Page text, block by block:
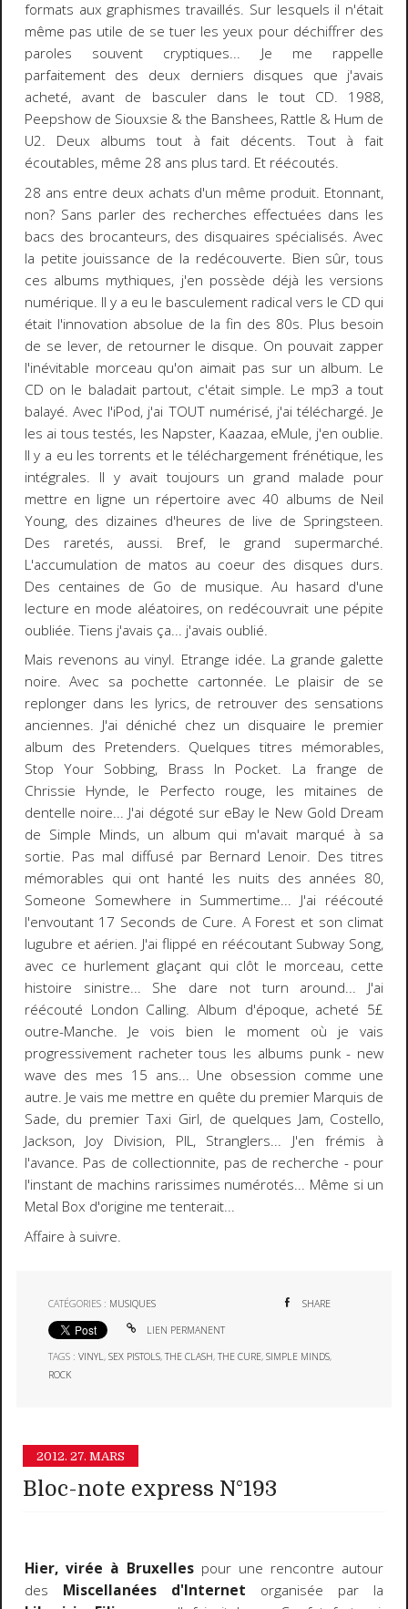
formats aux graphismes travaillés. Sur lesquels il n'était
même pas utile de se tuer les yeux pour déchiffrer des
paroles souvent cryptiques... Je me rappelle
parfaitement des deux derniers disques que j'avais
acheté, avant de basculer dans le tout CD. 1988,
Peepshow de Siouxsie & the Banshees, Rattle & Hum de
U2. Deux albums tout à fait décents. Tout à fait
écoutables, même 28 ans plus tard. Et réécoutés.
28 ans entre deux achats d'un même produit. Etonnant,
non? Sans parler des recherches effectuées dans les
bacs des brocanteurs, des disquaires spécialisés. Avec
la petite jouissance de la redécouverte. Bien sûr, tous
ces albums mythiques, j'en possède déjà les versions
numérique. Il y a eu le basculement radical vers le CD qui
était l'innovation absolue de la fin des 80s. Plus besoin
de se lever, de retourner le disque. On pouvait zapper
l'inévitable morceau qu'on aimait pas sur un album. Le
CD on le baladait partout, c'était simple. Le mp3 a tout
balayé. Avec l'iPod, j'ai TOUT numérisé, j'ai téléchargé. Je
les ai tous testés, les Napster, Kaazaa, eMule, j'en oublie.
Il y a eu les torrents et le téléchargement frénétique, les
intégrales. Il y avait toujours un grand malade pour
mettre en ligne un répertoire avec 40 albums de Neil
Young, des dizaines d'heures de live de Springsteen.
Des raretés, aussi. Bref, le grand supermarché.
L'accumulation de matos au coeur des disques durs.
Des centaines de Go de musique. Au hasard d'une
lecture en mode aléatoires, on redécouvrait une pépite
oubliée. Tiens j'avais ça... j'avais oublié.
Mais revenons au vinyl. Etrange idée. La grande galette
noire. Avec sa pochette cartonnée. Le plaisir de se
replonger dans les lyrics, de retrouver des sensations
anciennes. J'ai déniché chez un disquaire le premier
album des Pretenders. Quelques titres mémorables,
Stop Your Sobbing, Brass In Pocket. La frange de
Chrissie Hynde, le Perfecto rouge, les mitaines de
dentelle noire... J'ai dégoté sur eBay le New Gold Dream
de Simple Minds, un album qui m'avait marqué à sa
sortie. Pas mal diffusé par Bernard Lenoir. Des titres
mémorables qui ont hanté les nuits des années 80,
Someone Somewhere in Summertime... J'ai réécouté
l'envoutant 17 Seconds de Cure. A Forest et son climat
lugubre et aérien. J'ai flippé en réécoutant Subway Song,
avec ce hurlement glaçant qui clôt le morceau, cette
histoire sinistre... She dare not turn around... J'ai
réécouté London Calling. Album d'époque, acheté 5£
outre-Manche. Je vois bien le moment où je vais
progressivement racheter tous les albums punk - new
wave des mes 15 ans... Une obsession comme une
autre. Je vais me mettre en quête du premier Marquis de
Sade, du premier Taxi Girl, de quelques Jam, Costello,
Jackson, Joy Division, PIL, Stranglers... J'en frémis à
l'avance. Pas de collectionnite, pas de recherche - pour
l'instant de machins rarissimes numérotés... Même si un
Metal Box d'origine me tenterait...
Affaire à suivre.
CATÉGORIES : MUSIQUES SHARE
LIEN PERMANENT
TAGS :VINYL ,SEX PISTOLS,THE CLASH,THE CURE,SIMPLE MINDS,
ROCK
2012. 27. MARS
Bloc-note express N°193
Hier, virée à Bruxellespour une rencontre autour
des Miscellanées d'Internet organisée par la